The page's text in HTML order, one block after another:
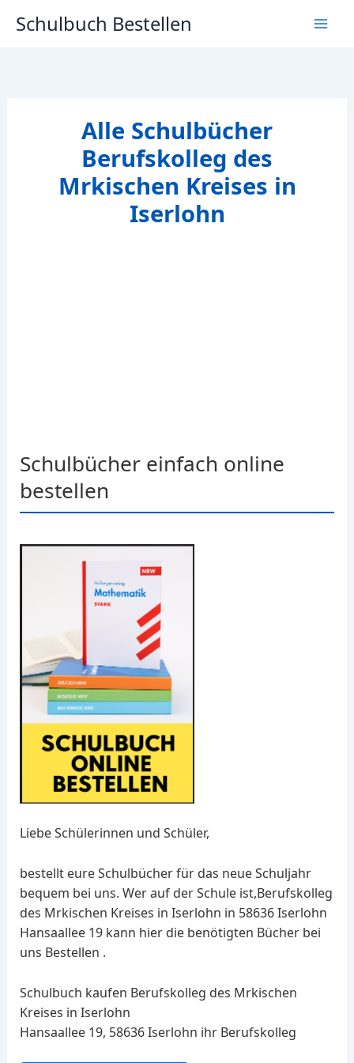
InhaltSchulbuch Bestellen
Alle Schulbücher
Berufskolleg des
Mrkischen Kreises in
Iserlohn
Schulbücher einfach online
bestellen
Liebe Schülerinnen und Schüler,
bestellt eure Schulbücher für das neue Schuljahr
bequem bei uns. Wer auf der Schule ist,Berufskolleg
des Mrkischen Kreises in Iserlohn in 58636 Iserlohn
Hansaallee 19 kann hier die benötigten Bücher bei
uns Bestellen .
Schulbuch kaufen Berufskolleg des Mrkischen
Kreises in Iserlohn
Hansaallee 19, 58636 Iserlohn ihr Berufskolleg